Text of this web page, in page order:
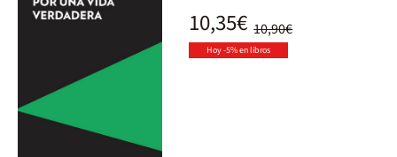
10,90€
10,35€
Hoy -5% en libros